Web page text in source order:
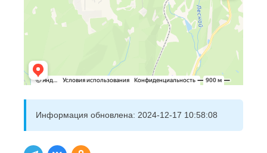
Информация обновлена: 2024-12-17 10:58:08